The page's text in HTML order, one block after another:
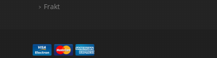
Frakt